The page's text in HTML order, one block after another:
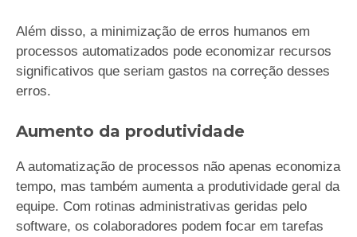
Além disso, a minimização de erros humanos em
processos automatizados pode economizar recursos
significativos que seriam gastos na correção desses
erros.
Aumento da produtividade
A automatização de processos não apenas economiza
tempo, mas também aumenta a produtividade geral da
equipe. Com rotinas administrativas geridas pelo
software, os colaboradores podem focar em tarefas